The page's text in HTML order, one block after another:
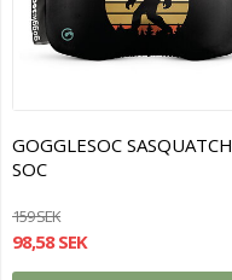
GOGGLESOC SASQUATCH
SOC
159 SEK
98,58 SEK